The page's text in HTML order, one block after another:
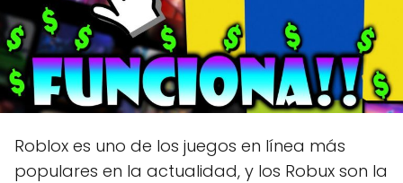
Roblox es uno de los juegos en línea más
populares en la actualidad, y los Robux son la